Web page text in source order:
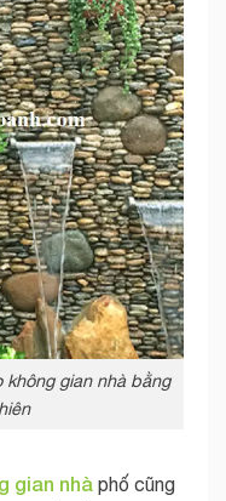
gian nhà bằng
gian nhà phố cũng